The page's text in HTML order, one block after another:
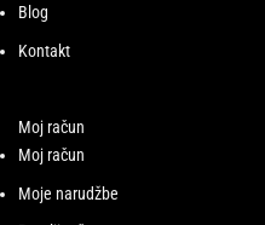
Blog
Kontakt
Moj račun
Moj račun
Moje narudžbe